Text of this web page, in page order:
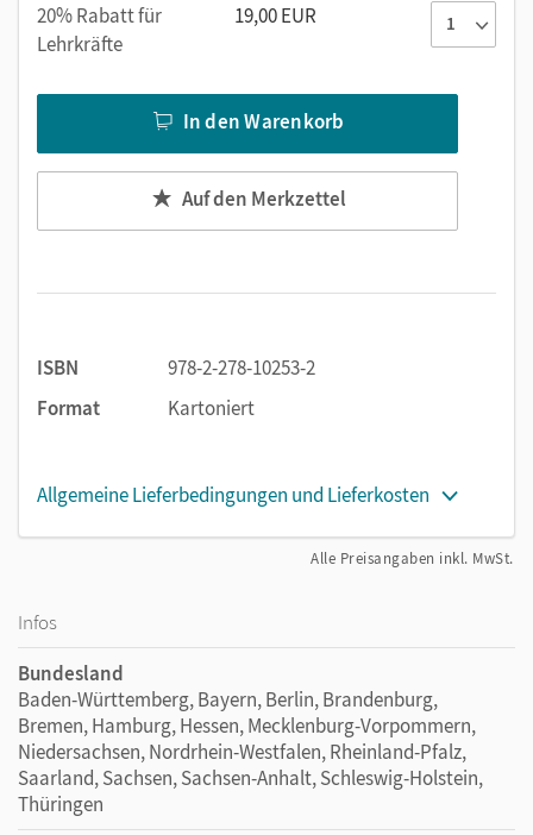
20% Rabatt für
Lehrkräfte
19,00 EUR
In den Warenkorb
Auf den Merkzettel
ISBN
978-2-278-10253-2
Format
Kartoniert
Allgemeine Lieferbedingungen und Lieferkosten
Alle Preisangaben inkl. MwSt.
Infos
Bundesland
Baden-Württemberg, Bayern, Berlin, Brandenburg,
Bremen, Hamburg, Hessen, Mecklenburg-Vorpommern,
Niedersachsen, Nordrhein-Westfalen, Rheinland-Pfalz,
Saarland, Sachsen, Sachsen-Anhalt, Schleswig-Holstein,
Thüringen